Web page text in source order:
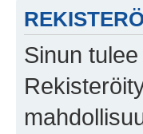
Sinun